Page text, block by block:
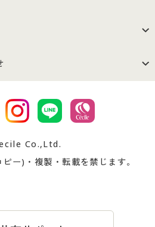
会社案内
サイトマップ
お支払は
忘れの場合
Co.,Ltd.
ー)・複製・転載を禁じます。